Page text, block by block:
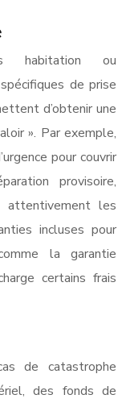
habitation ou
de prise
d’obtenir une
». Par exemple,
pour couvrir
provisoire,
attentivement les
incluses pour
la garantie
certains frais
de catastrophe
des fonds de